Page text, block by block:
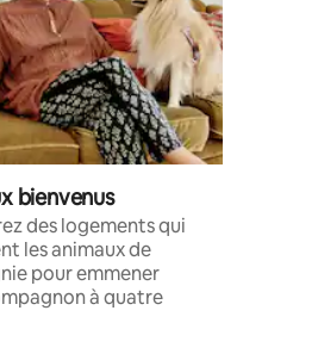
bienvenus
des logements qui
les animaux de
pour emmener
à quatre